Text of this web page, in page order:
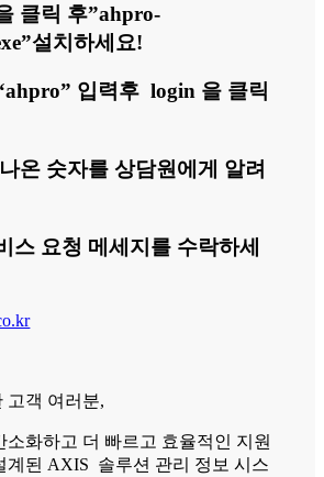
클릭 후”ahpro-
설치하세요!
입력후 login 을 클릭
온 숫자를 상담원에게 알려
스 요청 메세지를 수락하세
고객 여러분,
소화하고 더 빠르고 효율적인 지원
계된 AXIS 솔루션 관리 정보 시스